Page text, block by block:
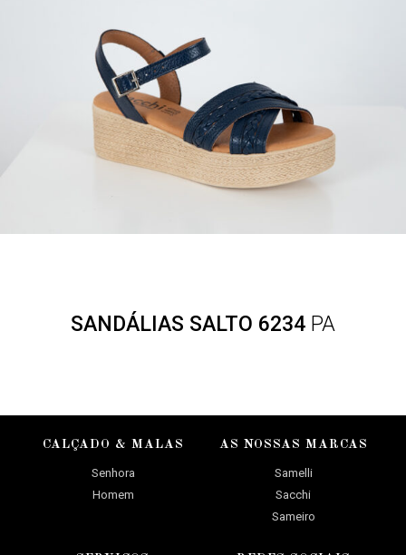
SANDÁLIAS SALTO 6234 PA
CALÇADO & MALAS
Senhora
Homem
AS NOSSAS MARCAS
Samelli
Sacchi
Sameiro